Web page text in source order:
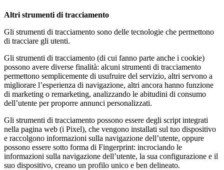
Altri strumenti di tracciamento
Gli strumenti di tracciamento sono delle tecnologie che permettono
di tracciare gli utenti.
Gli strumenti di tracciamento (di cui fanno parte anche i cookie)
possono avere diverse finalità: alcuni strumenti di tracciamento
permettono semplicemente di usufruire del servizio, altri servono a
migliorare l’esperienza di navigazione, altri ancora hanno funzione
di marketing o remarketing, analizzando le abitudini di consumo
dell’utente per proporre annunci personalizzati.
Gli strumenti di tracciamento possono essere degli script integrati
nella pagina web (i Pixel), che vengono installati sul tuo dispositivo
e raccolgono informazioni sulla navigazione dell’utente, oppure
possono essere sotto forma di Fingerprint: incrociando le
informazioni sulla navigazione dell’utente, la sua configurazione e il
suo dispositivo, creano un profilo unico e ben delineato.